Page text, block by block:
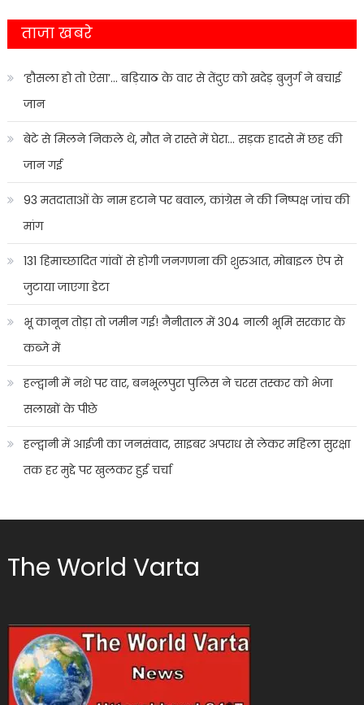
ताजा खबरे
‘हौसला हो तो ऐसा’… बड़ियाठ के वार से तेंदुए को खदेड़ बुजुर्ग ने बचाई
जान
बेटे से मिलने निकले थे, मौत ने रास्ते में घेरा… सड़क हादसे में छह की
जान गई
93 मतदाताओं के नाम हटाने पर बवाल, कांग्रेस ने की निष्पक्ष जांच की
मांग
131 हिमाच्छादित गांवों से होगी जनगणना की शुरुआत, मोबाइल ऐप से
जुटाया जाएगा डेटा
भू कानून तोड़ा तो जमीन गई! नैनीताल में 304 नाली भूमि सरकार के
कब्जे में
हल्द्वानी में नशे पर वार, बनभूलपुरा पुलिस ने चरस तस्कर को भेजा
सलाखों के पीछे
हल्द्वानी में आईजी का जनसंवाद, साइबर अपराध से लेकर महिला सुरक्षा
तक हर मुद्दे पर खुलकर हुई चर्चा
The World Varta